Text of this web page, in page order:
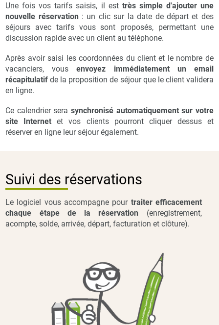
Une fois vos tarifs saisis, il est très simple d'ajouter une
nouvelle réservation : un clic sur la date de départ et des
séjours avec tarifs vous sont proposés, permettant une
discussion rapide avec un client au téléphone.
Après avoir saisi les coordonnées du client et le nombre de
vacanciers, vousenvoyez immédiatement un email
récapitulatif de la proposition de séjour que le client validera
en ligne.
Ce calendrier sera synchronisé automatiquement sur votre
site Internet et vos clients pourront cliquer dessus et
réserver en ligne leur séjour également.
Suivi des réservations
Le logiciel vous accompagne pour traiter efficacement
chaque étape de la réservation (enregistrement,
acompte, solde, arrivée, départ, facturation et clôture).